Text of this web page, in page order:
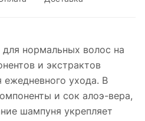
нормальных волос на
и экстрактов
ежедневного ухода. В
и сок алоэ-вера,
шампуня укрепляет